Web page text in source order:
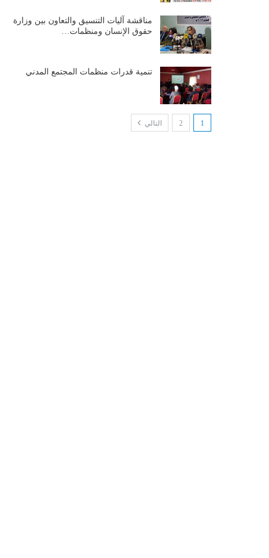
مناقشة آليات التنسيق والتعاون بين وزارة
حقوق الإنسان ومنظمات…
تنمية قدرات منظمات المجتمع المدني
1
2 التالي